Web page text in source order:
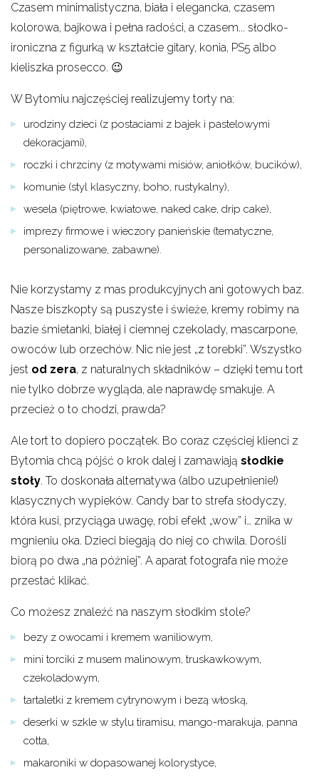
Czasem minimalistyczna, biała i elegancka, czasem
kolorowa, bajkowa i pełna radości, a czasem... słodko-
ironiczna z figurką w kształcie gitary, konia, PS5 albo
kieliszka prosecco. 😉
W Bytomiu najczęściej realizujemy torty na:
urodziny dzieci (z postaciami z bajek i pastelowymi
dekoracjami),
roczki i chrzciny (z motywami misiów, aniołków, bucików),
komunie (styl klasyczny, boho, rustykalny),
wesela (piętrowe, kwiatowe, naked cake, drip cake),
imprezy firmowe i wieczory panieńskie (tematyczne,
personalizowane, zabawne).
Nie korzystamy z mas produkcyjnych ani gotowych baz.
Nasze biszkopty są puszyste i świeże, kremy robimy na
bazie śmietanki, białej i ciemnej czekolady, mascarpone,
owoców lub orzechów. Nic nie jest „z torebki”. Wszystko
jest od zera, z naturalnych składników – dzięki temu tort
nie tylko dobrze wygląda, ale naprawdę smakuje. A
przecież o to chodzi, prawda?
Ale tort to dopiero początek. Bo coraz częściej klienci z
Bytomia chcą pójść o krok dalej i zamawiają słodkie
stoły. To doskonała alternatywa (albo uzupełnienie!)
klasycznych wypieków. Candy bar to strefa słodyczy,
która kusi, przyciąga uwagę, robi efekt „wow” i… znika w
mgnieniu oka. Dzieci biegają do niej co chwila. Dorośli
biorą po dwa „na później”. A aparat fotografa nie może
przestać klikać.
Co możesz znaleźć na naszym słodkim stole?
bezy z owocami i kremem waniliowym,
mini torciki z musem malinowym, truskawkowym,
czekoladowym,
tartaletki z kremem cytrynowym i bezą włoską,
deserki w szkle w stylu tiramisu, mango-marakuja, panna
cotta,
makaroniki w dopasowanej kolorystyce,